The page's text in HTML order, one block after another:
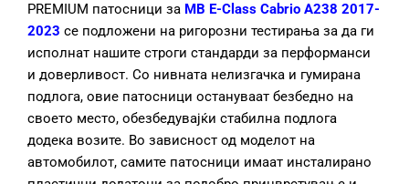
PREMIUM патосници за MB E-Class Cabrio A238 2017-
2023 се подложени на ригорозни тестирања за да ги
исполнат нашите строги стандарди за перформанси
и доверливост. Со нивната нелизгачка и гумирана
подлога, овие патосници остануваат безбедно на
своето место, обезбедувајќи стабилна подлога
додека возите. Во зависност од моделот на
автомобилот, самите патосници имаат инсталирано